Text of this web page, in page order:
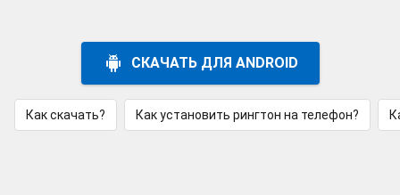
СКАЧАТЬ ДЛЯ ANDROID
Как скачать? Как установить рингтон на телефон?